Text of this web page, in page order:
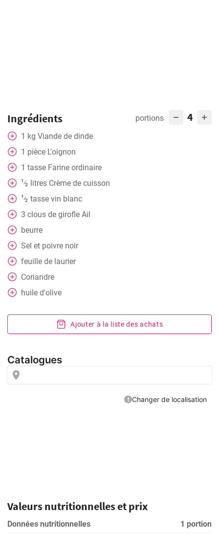
Ingrédients portions 4
1 kg Viande de dinde
1 pièce L'oignon
1 tasse Farine ordinaire
1⁄2 litres Crème de cuisson
1⁄2 tasse vin blanc
3 clous de girofle Ail
beurre
Sel et poivre noir
feuille de laurier
Coriandre
huile d'olive
Ajouter à la liste des achats
Valeurs nutritionnelles et prix
Données nutritionnelles
1 portion